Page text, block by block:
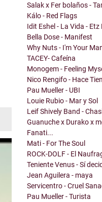
Salak x Fer bolaños -
Kálo - Red Flags
Idit Eshel - La Vida -
Bella Dose - Manifest
Why Nuts - I'm Your
TACEY- Cafeína
Monogem - Feeling
Nico Rengifo - Hace
Pau Mueller - UBI
Louie Rubio - Mar y Sol
Leif Shively Band -
Guanuche x Durako x
Fanati...
Mati - For The Soul
ROCK-DOLF - El
Teniente Venus - Sí
Jean Aguilera - maya
Servicentro - Cruel
Pau Mueller - Turista